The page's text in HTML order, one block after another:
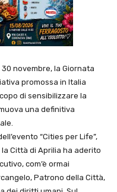
novembre, la Giornata
promossa in Italia
di sensibilizzare la
una definitiva
“Cities per Life”,
Città di Aprilia ha aderito
com’è ormai
Patrono della Città,